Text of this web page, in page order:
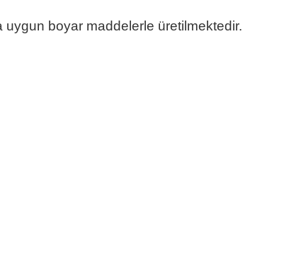
uygun boyar maddelerle üretilmektedir.